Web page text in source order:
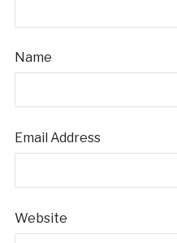
Name
Email Address
Website